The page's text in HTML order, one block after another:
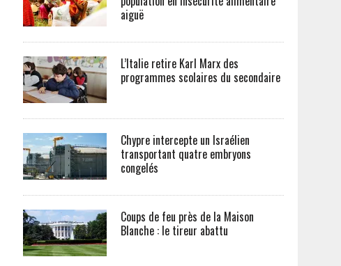
aiguë
L’Italie retire Karl Marx des
programmes scolaires du secondaire
Chypre intercepte un Israélien
transportant quatre embryons
congelés
Coups de feu près de la Maison
Blanche : le tireur abattu